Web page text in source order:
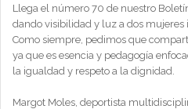
Llega el número 70 de nuestro
dando visibilidad y luz a dos mujeres
Como siempre, pedimos que
ya que es esencia y pedagogía
la igualdad y respeto a la dignidad.
Margot Moles, deportista